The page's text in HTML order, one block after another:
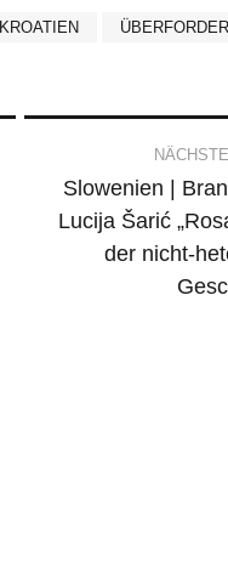
KROATIEN
Slowenien |
Lucija Šarić
der nicht-